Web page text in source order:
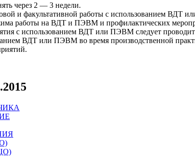
через 2 — 3 недели.
и факультативной работы с использованием
работы на ВДТ и ПЭВМ и профилактических
с использованием ВДТ или ПЭВМ следует
ВДТ или ПЭВМ во время производственной